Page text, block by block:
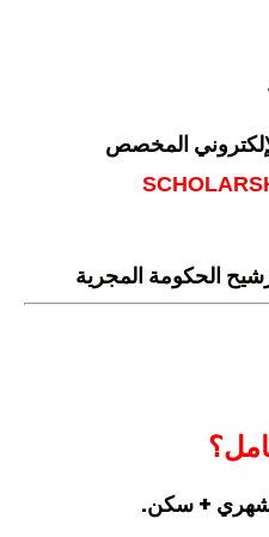
المخصص
الحكومة المجرية
شهري + سكن.